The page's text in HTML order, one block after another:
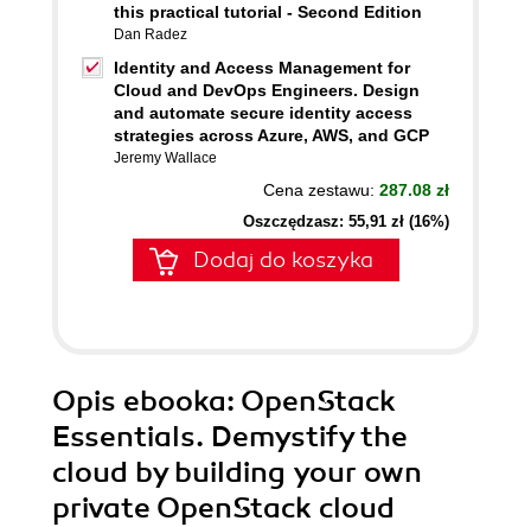
this practical tutorial - Second Edition
Dan Radez
Identity and Access Management for
Cloud and DevOps Engineers. Design
and automate secure identity access
strategies across Azure, AWS, and GCP
Jeremy Wallace
Cena zestawu: 287.08 zł
Oszczędzasz: 55,91 zł (16%)
Dodaj do koszyka
Opis ebooka: OpenStack
Essentials. Demystify the
cloud by building your own
private OpenStack cloud